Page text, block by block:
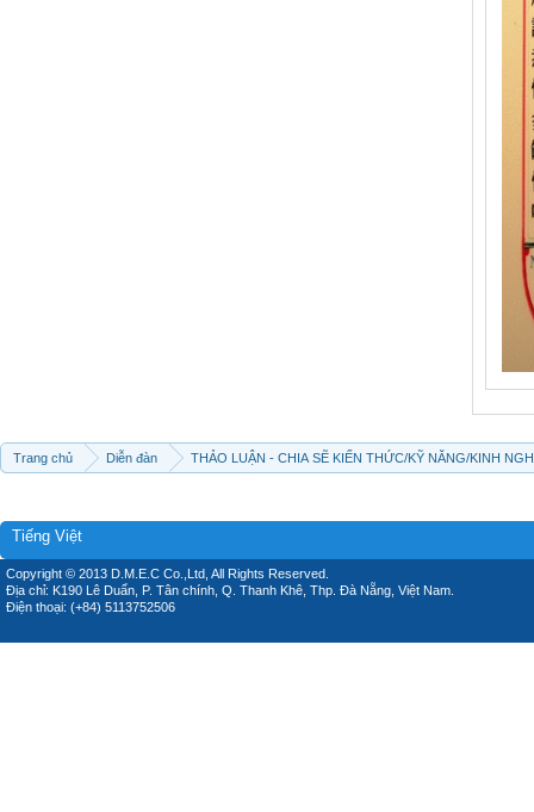
Trang chủ Diễn đàn THẢO LUẬN - CHIA SẼ KIẾN THỨC/KỸ NĂNG/KINH
Tiếng Việt
Copyright © 2013 D.M.E.C Co.,Ltd, All Rights Reserved.
Địa chỉ: K190 Lê Duẩn, P. Tân chính, Q. Thanh Khê, Thp. Đà Nẵng, Việt Nam.
Điện thoại: (+84) 5113752506